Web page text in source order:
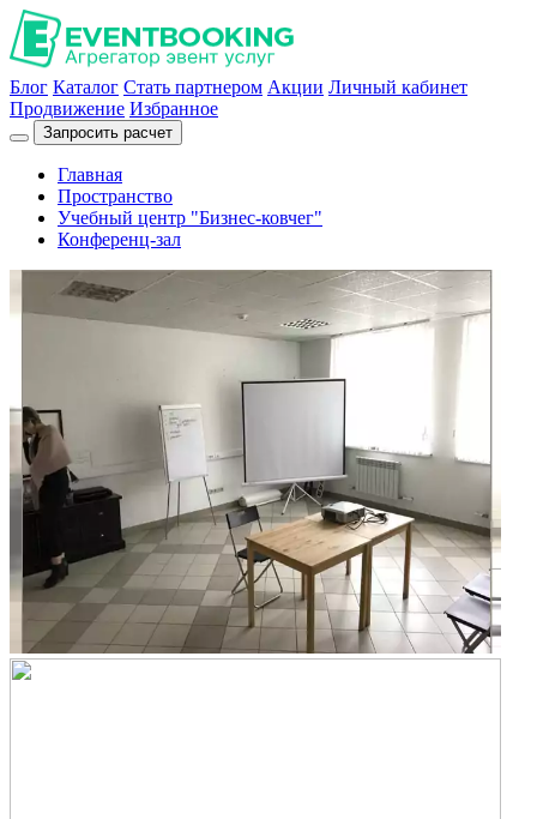
Блог Каталог Стать партнером Акции Личный кабинет
Продвижение Избранное
Запросить расчет
Главная
Пространство
Учебный центр "Бизнес-ковчег"
Конференц-зал